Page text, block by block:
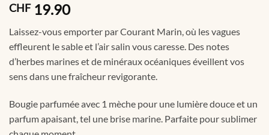
CHF19.90
Laissez-vous emporter par Courant Marin, où les vagues
effleurent le sable et l’air salin vous caresse. Des notes
d’herbes marines et de minéraux océaniques éveillent vos
sens dans une fraîcheur revigorante.
Bougie parfumée avec 1 mèche pour une lumière douce et un
parfum apaisant, tel une brise marine. Parfaite pour sublimer